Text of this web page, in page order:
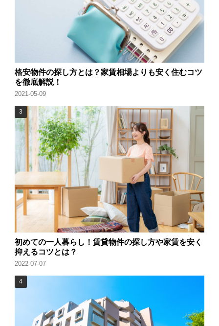
格安物件の探し方とは？家賃相場よりも安く住むコツ
を徹底解説！
2021-05-09
初めての一人暮らし！賃貸物件の探し方や家賃を安く
抑えるコツとは？
2022-07-07